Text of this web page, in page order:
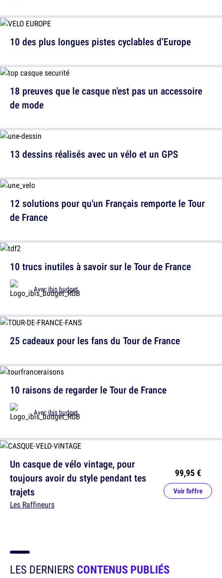
18 preuves que le casque n'est pas un accessoire
de mode
12 solutions pour qu'un Français remporte le Tour
de France
25 cadeaux pour les fans du Tour de France
Un casque de vélo vintage, pour
toujours avoir du style pendant tes
trajets
Les Raffineurs
99,95 €
Voir l'offre
10 des plus longues pistes cyclables d’Europe
13 dessins réalisés avec un vélo et un GPS
10 trucs inutiles à savoir sur le Tour de France
Avec ibis budget
10 raisons de regarder le Tour de France
Avec ibis budget
LES DERNIERS CONTENUS PUBLIÉS